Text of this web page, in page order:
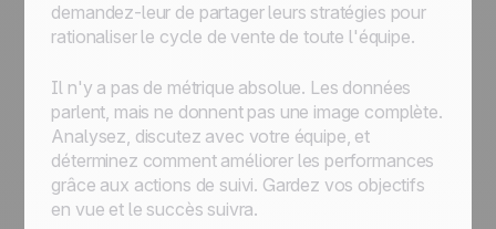
demandez-leur de partager leurs stratégies pour
rationaliser le cycle de vente de toute l'équipe.
Il n'y a pas de métrique absolue. Les données
parlent, mais ne donnent pas une image complète.
Analysez, discutez avec votre équipe, et
déterminez comment améliorer les performances
grâce aux actions de suivi. Gardez vos objectifs
en vue et le succès suivra.